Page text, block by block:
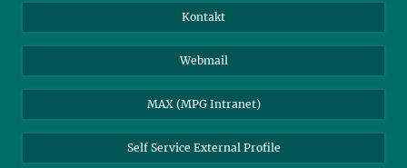
Kontakt
Webmail
MAX (MPG Intranet)
Self Service External Profile